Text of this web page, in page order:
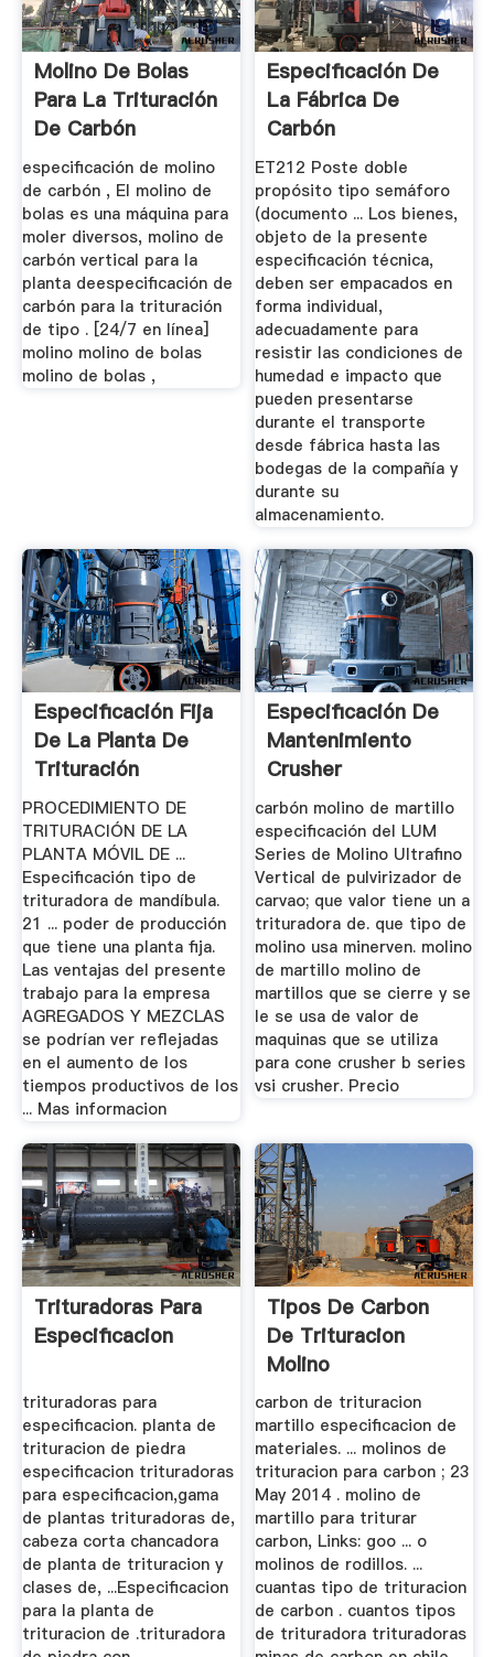
Molino De Bolas
Para La Trituración
De Carbón
especificación de molino
de carbón , El molino de
bolas es una máquina para
moler diversos, molino de
carbón vertical para la
planta deespecificación de
carbón para la trituración
de tipo . [24/7 en línea]
molino molino de bolas
molino de bolas ,
Especificación De
La Fábrica De
Carbón
ET212 Poste doble
propósito tipo semáforo
(documento ... Los bienes,
objeto de la presente
especificación técnica,
deben ser empacados en
forma individual,
adecuadamente para
resistir las condiciones de
humedad e impacto que
pueden presentarse
durante el transporte
desde fábrica hasta las
bodegas de la compañía y
durante su
almacenamiento.
Especificación Fija
De La Planta De
Trituración
PROCEDIMIENTO DE
TRITURACIÓN DE LA
PLANTA MÓVIL DE ...
Especificación tipo de
trituradora de mandíbula.
21 ... poder de producción
que tiene una planta fija.
Las ventajas del presente
trabajo para la empresa
AGREGADOS Y MEZCLAS
se podrían ver reflejadas
en el aumento de los
tiempos productivos de los
... Mas informacion
Especificación De
Mantenimiento
Crusher
carbón molino de martillo
especificación del LUM
Series de Molino Ultrafino
Vertical de pulvirizador de
carvao; que valor tiene un a
trituradora de. que tipo de
molino usa minerven. molino
de martillo molino de
martillos que se cierre y se
le se usa de valor de
maquinas que se utiliza
para cone crusher b series
vsi crusher. Precio
Trituradoras Para
Especificacion
trituradoras para
especificacion. planta de
trituracion de piedra
especificacion trituradoras
para especificacion,gama
de plantas trituradoras de,
cabeza corta chancadora
de planta de trituracion y
clases de, ...Especificacion
para la planta de
trituracion de .trituradora
Tipos De Carbon
De Trituracion
Molino
carbon de trituracion
martillo especificacion de
materiales. ... molinos de
trituracion para carbon ; 23
May 2014 . molino de
martillo para triturar
carbon, Links: goo ... o
molinos de rodillos. ...
cuantas tipo de trituracion
de carbon . cuantos tipos
de trituradora trituradoras